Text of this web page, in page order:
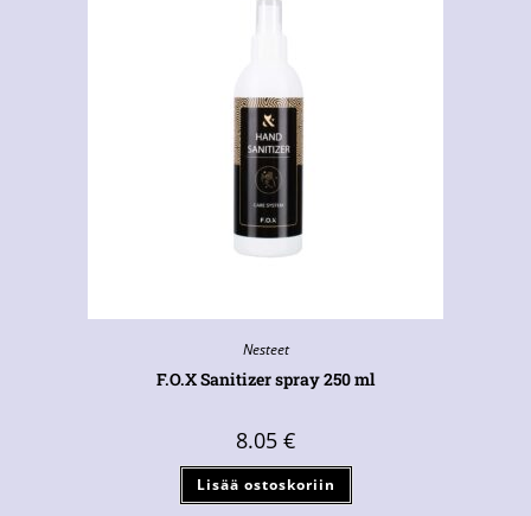
Nesteet
F.O.X Sanitizer spray 250 ml
8.05 €
Lisää ostoskoriin